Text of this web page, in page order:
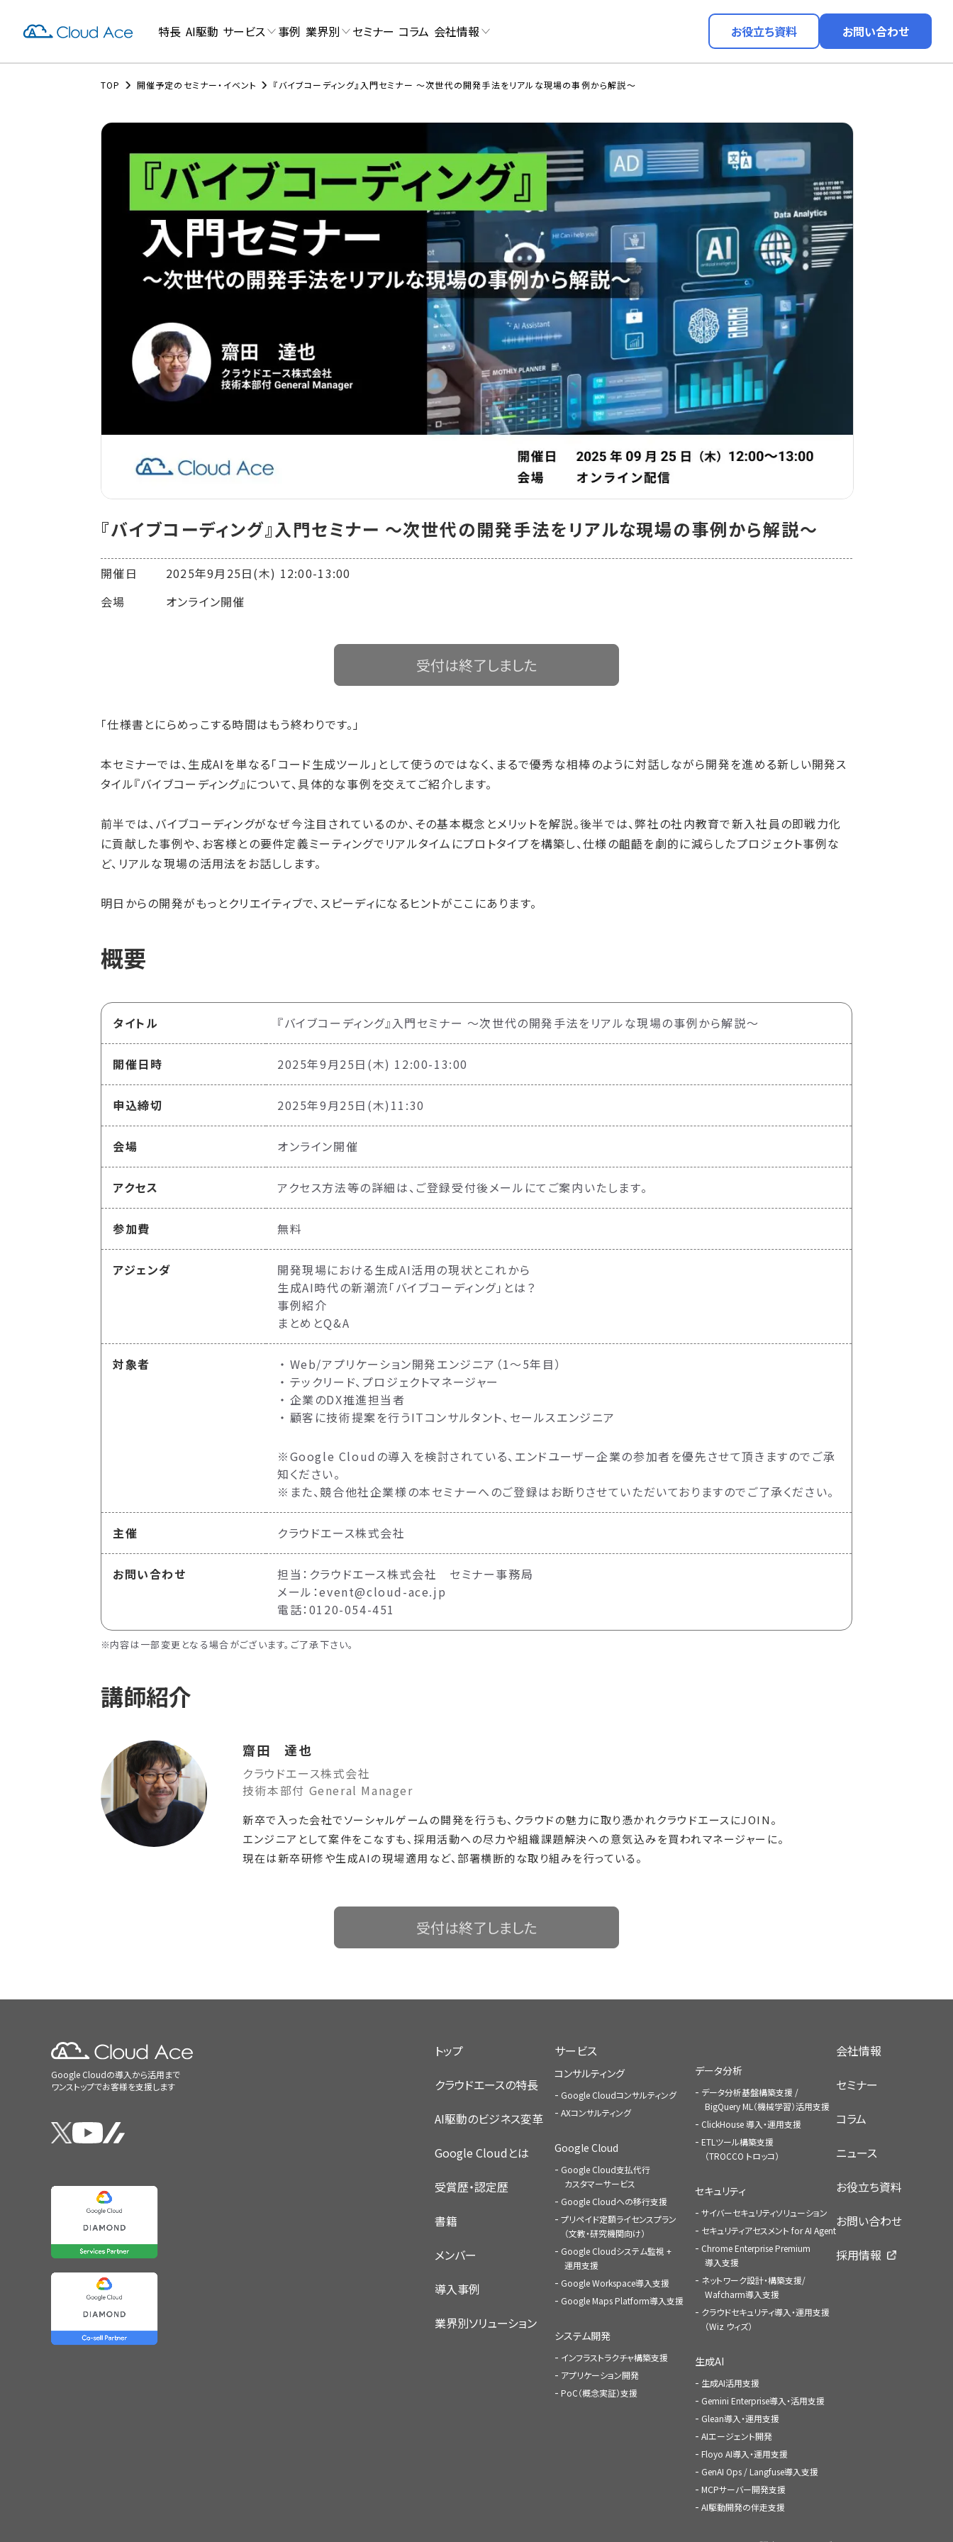
特長 AI駆動 サービス 事例 業界別 セミナー コラム 会社情報 お役立ち資料 お問い合わせ
TOP 開催予定のセミナー・イベント 『バイブコーディング』入門セミナー 〜次世代の開発手法をリアルな現場の事例から解説〜
『バイブコーディング』入門セミナー 〜次世代の開発手法をリアルな現場の事例から解説〜
開催日 2025年9月25日(木) 12:00-13:00
会場 オンライン開催
受付は終了しました
「仕様書とにらめっこする時間はもう終わりです。」
本セミナーでは、生成AIを単なる「コード生成ツール」として使うのではなく、まるで優秀な相棒のように対話しながら開発を進める新しい開発ス
タイル『バイブコーディング』について、具体的な事例を交えてご紹介します。
前半では、バイブコーディングがなぜ今注目されているのか、その基本概念とメリットを解説。後半では、弊社の社内教育で新入社員の即戦力化
に貢献した事例や、お客様との要件定義ミーティングでリアルタイムにプロトタイプを構築し、仕様の齟齬を劇的に減らしたプロジェクト事例な
ど、リアルな現場の活用法をお話しします。
明日からの開発がもっとクリエイティブで、スピーディになるヒントがここにあります。
概要
タイトル 『バイブコーディング』入門セミナー 〜次世代の開発手法をリアルな現場の事例から解説〜
開催日時 2025年9月25日(木) 12:00-13:00
申込締切 2025年9月25日(木)11:30
会場 オンライン開催
アクセス アクセス方法等の詳細は、ご登録受付後メールにてご案内いたします。
参加費 無料
アジェンダ
開発現場における生成AI活用の現状とこれから
生成AI時代の新潮流「バイブコーディング」とは？
事例紹介
まとめとQ&A
対象者
Web/アプリケーション開発エンジニア（1〜5年目）
テックリード、プロジェクトマネージャー
企業のDX推進担当者
顧客に技術提案を行うITコンサルタント、セールスエンジニア
※Google Cloudの導入を検討されている、エンドユーザー企業の参加者を優先させて頂きますのでご承
知ください。
※また、競合他社企業様の本セミナーへのご登録はお断りさせていただいておりますのでご了承ください。
主催 クラウドエース株式会社
お問い合わせ
担当：クラウドエース株式会社 セミナー事務局
メール：event@cloud-ace.jp
電話：0120-054-451
内容は一部変更となる場合がございます。ご了承下さい。
講師紹介
齋田 達也
クラウドエース株式会社
技術本部付 General Manager
新卒で入った会社でソーシャルゲームの開発を行うも、クラウドの魅力に取り憑かれクラウドエースにJOIN。
エンジニアとして案件をこなすも、採用活動への尽力や組織課題解決への意気込みを買われマネージャーに。
現在は新卒研修や生成AIの現場適用など、部署横断的な取り組みを行っている。
受付は終了しました
Google Cloudの導入から活用まで
ワンストップでお客様を支援します
トップ
クラウドエースの特長
AI駆動のビジネス変革
Google Cloudとは
受賞歴・認定歴
書籍
メンバー
導入事例
業界別ソリューション
サービス
コンサルティング
Google Cloudコンサルティング
AXコンサルティング
Google Cloud
Google Cloud支払代行
カスタマーサービス
Google Cloudへの移行支援
プリペイド定額ライセンスプラン
（文教・研究機関向け）
Google Cloudシステム監視 +
運用支援
Google Workspace導入支援
Google Maps Platform導入支援
システム開発
インフラストラクチャ構築支援
アプリケーション開発
PoC（概念実証）支援
データ分析
データ分析基盤構築支援 /
BigQuery ML（機械学習）活用支援
ClickHouse 導入・運用支援
ETLツール構築支援
（TROCCO トロッコ）
セキュリティ
サイバーセキュリティソリューション
セキュリティアセスメント for AI Agent
Chrome Enterprise Premium
導入支援
ネットワーク設計・構築支援/
Wafcharm導入支援
クラウドセキュリティ導入・運用支援
（Wiz ウィズ）
生成AI
生成AI活用支援
Gemini Enterprise導入・活用支援
Glean導入・運用支援
AIエージェント開発
Floyo AI導入・運用支援
GenAI Ops / Langfuse導入支援
MCPサーバー開発支援
AI駆動開発の伴走支援
会社情報
セミナー
コラム
ニュース
お役立ち資料
お問い合わせ
採用情報